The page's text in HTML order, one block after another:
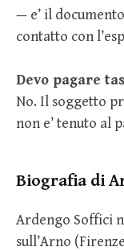
— e’ il
contatto con
Devo pagare
No. Il soggetto
non e’ tenuto al
Biografia di
Ardengo Soffici
sull’Arno